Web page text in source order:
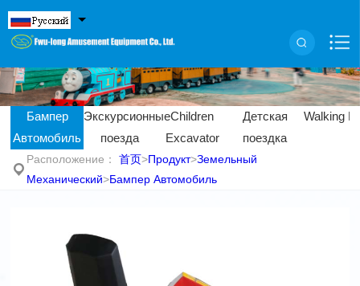
Бампер
Автомобиль
Экскурсионные
поезда
Children
Excavator
Детская
поездка
Walking
Расположение： 首页>Продукт>Земельный
Механический>Бампер Автомобиль